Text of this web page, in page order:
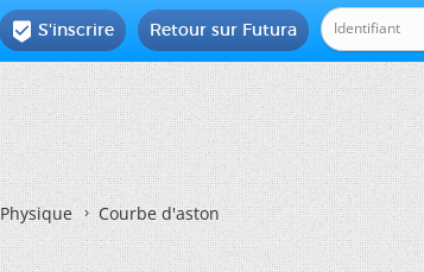
Retour sur Futura
 S'inscrire
Physique Courbe d'aston